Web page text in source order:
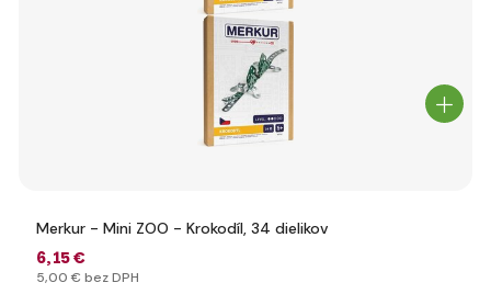
Merkur - Mini ZOO - Krokodíl, 34 dielikov
6,15 €
5,00 € bez DPH